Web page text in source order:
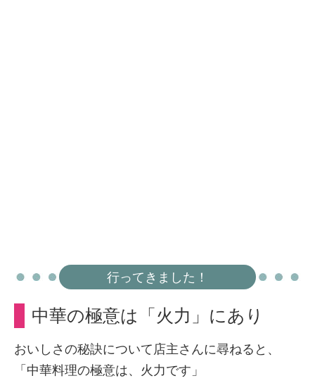
行ってきました！
中華の極意は「火力」にあり
おいしさの秘訣について店主さんに尋ねると、
「中華料理の極意は、火力です」